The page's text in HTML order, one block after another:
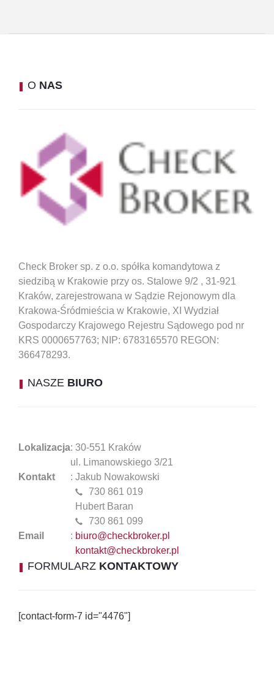
O NAS
Check Broker sp. z o.o. spółka komandytowa z
siedzibą w Krakowie przy os. Stalowe 9/2 , 31-921
Kraków, zarejestrowana w Sądzie Rejonowym dla
Krakowa-Śródmieścia w Krakowie, XI Wydział
Gospodarczy Krajowego Rejestru Sądowego pod nr
KRS 0000657763; NIP: 6783165570 REGON:
366478293.
NASZE BIURO
Lokalizacja: 30-551 Kraków
ul. Limanowskiego 3/21
Kontakt
: Jakub Nowakowski
730 861 019
Hubert Baran
730 861 099
Email
: biuro@checkbroker.pl
kontakt@checkbroker.pl
FORMULARZ KONTAKTOWY
[contact-form-7 id="4476"]